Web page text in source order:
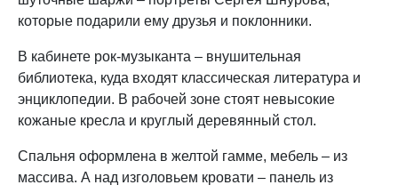
которые подарили ему друзья и поклонники.
В кабинете рок-музыканта – внушительная
библиотека, куда входят классическая литература и
энциклопедии. В рабочей зоне стоят невысокие
кожаные кресла и круглый деревянный стол.
Спальня оформлена в желтой гамме, мебель – из
массива. А над изголовьем кровати – панель из